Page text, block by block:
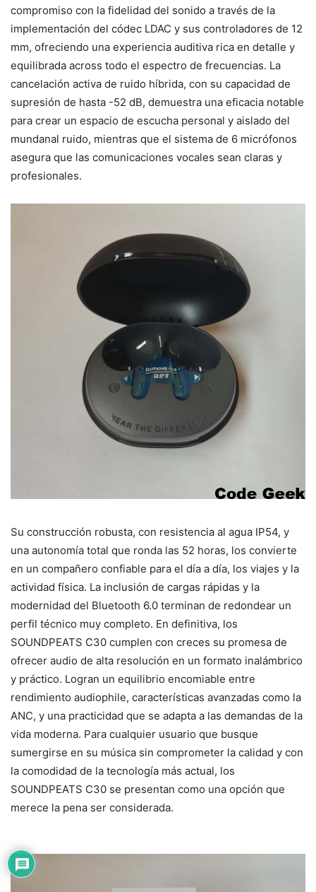
compromiso con la fidelidad del sonido a través de la
implementación del códec LDAC y sus controladores de 12
mm, ofreciendo una experiencia auditiva rica en detalle y
equilibrada across todo el espectro de frecuencias. La
cancelación activa de ruido híbrida, con su capacidad de
supresión de hasta -52 dB, demuestra una eficacia notable
para crear un espacio de escucha personal y aislado del
mundanal ruido, mientras que el sistema de 6 micrófonos
asegura que las comunicaciones vocales sean claras y
profesionales.
Su construcción robusta, con resistencia al agua IP54, y
una autonomía total que ronda las 52 horas, los convierte
en un compañero confiable para el día a día, los viajes y la
actividad física. La inclusión de cargas rápidas y la
modernidad del Bluetooth 6.0 terminan de redondear un
perfil técnico muy completo. En definitiva, los
SOUNDPEATS C30 cumplen con creces su promesa de
ofrecer audio de alta resolución en un formato inalámbrico
y práctico. Logran un equilibrio encomiable entre
rendimiento audiophile, características avanzadas como la
ANC, y una practicidad que se adapta a las demandas de la
vida moderna. Para cualquier usuario que busque
sumergirse en su música sin comprometer la calidad y con
la comodidad de la tecnología más actual, los
SOUNDPEATS C30 se presentan como una opción que
merece la pena ser considerada.